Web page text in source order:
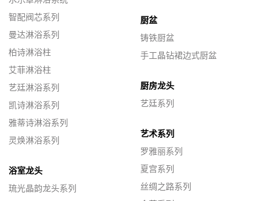
智配阀芯系列
曼达淋浴系列
柏诗淋浴柱
艾菲淋浴柱
艺廷淋浴系列
凯诗淋浴系列
雅蒂诗淋浴系列
灵焕淋浴系列
浴室龙头
琉光晶韵龙头系列
厨盆
铸铁厨盆
手工晶钻裙边式厨盆
厨房龙头
艺廷系列
艺术系列
罗雅丽系列
夏宫系列
丝绸之路系列